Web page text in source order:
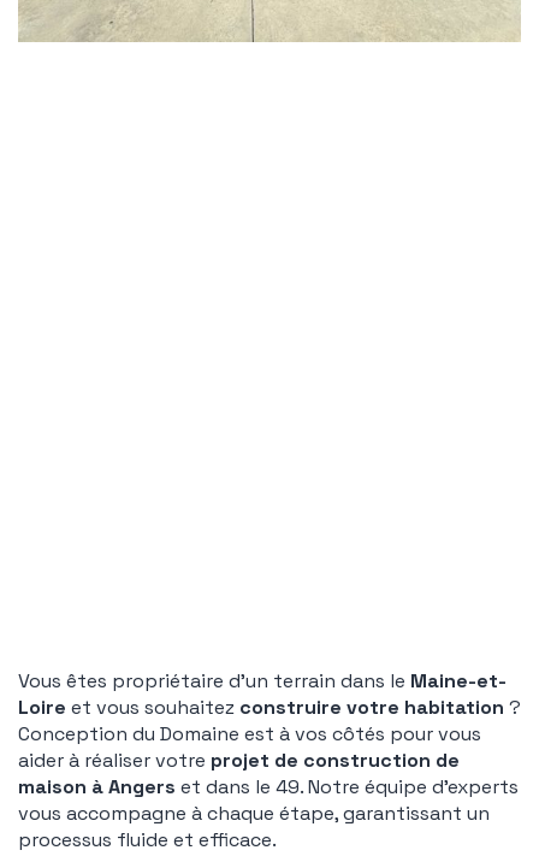
Vous êtes propriétaire d’un terrain dans le Maine-et-
Loire et vous souhaitez construire votre habitation ?
Conception du Domaine est à vos côtés pour vous
aider à réaliser votre projet de construction de
maison à Angers et dans le 49. Notre équipe d’experts
vous accompagne à chaque étape, garantissant un
processus fluide et efficace.